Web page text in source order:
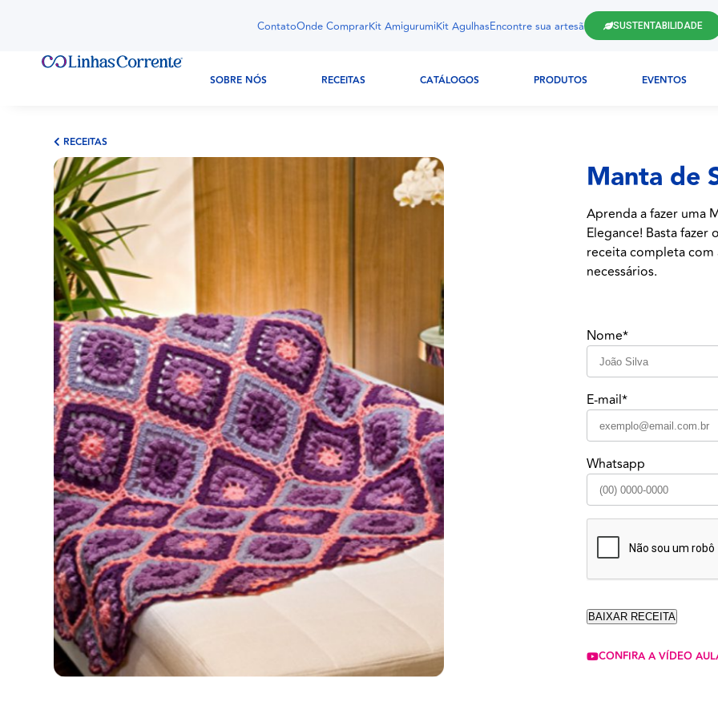
ContatoOnde ComprarKit AmigurumiKit AgulhasEncontre sua artesã SUSTENTABILIDADE
SOBRE NÓS RECEITAS CATÁLOGOS PRODUTOS EVENTOS
RECEITAS
Manta de
Aprenda a fazer uma
Elegance! Basta
receita completa com
necessários.
Nome*
E-mail*
Whatsapp
CONFIRA A VÍDEO